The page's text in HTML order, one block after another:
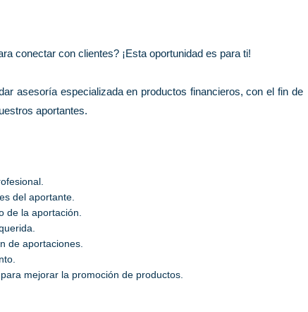
conectar con clientes? ¡Esta oportunidad es para ti!
asesoría especializada en productos financieros, con el fin de
aportantes.
del aportante.
de la aportación.
de aportaciones.
mejorar la promoción de productos.